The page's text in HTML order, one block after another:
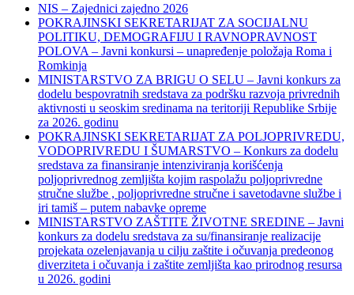
NIS – Zajednici zajedno 2026
POKRAJINSKI SEKRETARIJAT ZA SOCIJALNU
POLITIKU, DEMOGRAFIJU I RAVNOPRAVNOST
POLOVA – Javni konkursi – unapređenje položaja Roma i
Romkinja
MINISTARSTVO ZA BRIGU O SELU – Javni konkurs za
dodelu bespovratnih sredstava za podršku razvoja privrednih
aktivnosti u seoskim sredinama na teritoriji Republike Srbije
za 2026. godinu
POKRAJINSKI SEKRETARIJAT ZA POLJOPRIVREDU,
VODOPRIVREDU I ŠUMARSTVO – Konkurs za dodelu
sredstava za finansiranje intenziviranja korišćenja
poljoprivrednog zemljišta kojim raspolažu poljoprivredne
stručne službe , poljoprivredne stručne i savetodavne službe i
iri tamiš ‒ putem nabavke opreme
MINISTARSTVO ZAŠTITE ŽIVOTNE SREDINE – Javni
konkurs za dodelu sredstava za su/finansiranje realizacije
projekata ozelenjavanja u cilju zaštite i očuvanja predeonog
diverziteta i očuvanja i zaštite zemljišta kao prirodnog resursa
u 2026. godini